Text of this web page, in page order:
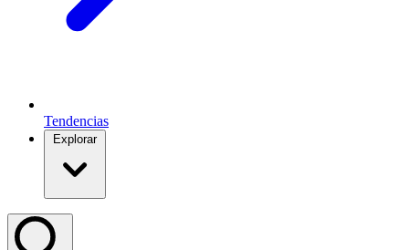
Tendencias
Explorar